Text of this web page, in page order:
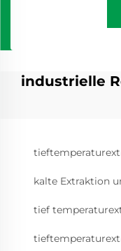
industrielle
kalte Extraktion
tief